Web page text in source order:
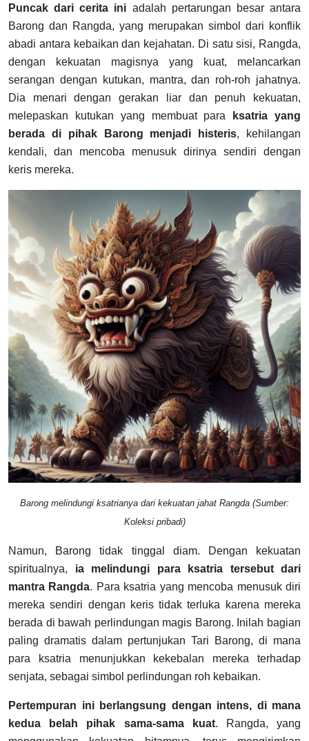
Puncak dari cerita ini adalah pertarungan besar antara
Barong dan Rangda, yang merupakan simbol dari konflik
abadi antara kebaikan dan kejahatan. Di satu sisi, Rangda,
dengan kekuatan magisnya yang kuat, melancarkan
serangan dengan kutukan, mantra, dan roh-roh jahatnya.
Dia menari dengan gerakan liar dan penuh kekuatan,
melepaskan kutukan yang membuat para
ksatria yang
berada di pihak Barong menjadi histeris, kehilangan
kendali, dan mencoba menusuk dirinya sendiri dengan
keris mereka.
Barong melindungi ksatrianya dari kekuatan jahat Rangda (Sumber:
Koleksi pribadi)
Namun, Barong tidak tinggal diam. Dengan kekuatan
spiritualnya, ia melindungi para ksatria tersebut dari
mantra Rangda. Para ksatria yang mencoba menusuk diri
mereka sendiri dengan keris tidak terluka karena mereka
berada di bawah perlindungan magis Barong. Inilah bagian
paling dramatis dalam pertunjukan Tari Barong, di mana
para ksatria menunjukkan kekebalan mereka terhadap
senjata, sebagai simbol perlindungan roh kebaikan.
Pertempuran ini berlangsung dengan intens, di mana
kedua belah pihak sama-sama kuat. Rangda, yang